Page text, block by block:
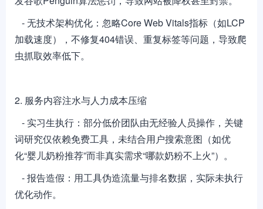
- 无技术架构优化：忽略Core Web Vitals指标（如LCP
加载速度），不修复404错误、重复标签等问题，导致爬
虫抓取效率低下。
2. 服务内容注水与人力成本压缩
- 实习生执行：部分低价团队由无经验人员操作，关键
词研究仅依赖免费工具，未结合用户搜索意图（如优
化“婴儿奶粉推荐”而非真实需求“哪款奶粉不上火”）。
- 报告造假：用工具伪造流量与排名数据，实际未执行
优化动作。